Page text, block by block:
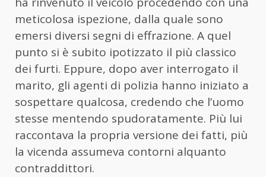
meticolosa ispezione, dalla quale sono
emersi diversi segni di effrazione. A quel
punto si è subito ipotizzato il più classico
dei furti. Eppure, dopo aver interrogato il
marito, gli agenti di polizia hanno iniziato a
sospettare qualcosa, credendo che l’uomo
stesse mentendo spudoratamente. Più lui
raccontava la propria versione dei fatti, più
la vicenda assumeva contorni alquanto
contraddittori.